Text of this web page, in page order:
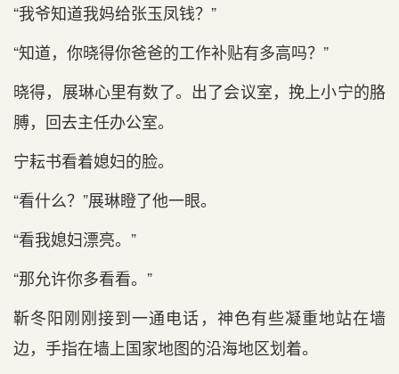
“我爷知道我妈给张玉凤钱？”
“知道，你晓得你爸爸的工作补贴有多高吗？”
晓得，展琳心里有数了。出了会议室，挽上小宁的胳
膊，回去主任办公室。
宁耘书看着媳妇的脸。
“看什么？”展琳瞪了他一眼。
“看我媳妇漂亮。”
“那允许你多看看。”
靳冬阳刚刚接到一通电话，神色有些凝重地站在墙
边，手指在墙上国家地图的沿海地区划着。